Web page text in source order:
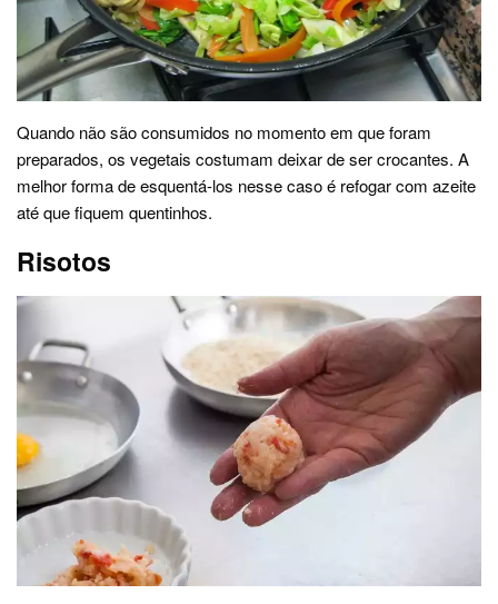
Quando não são consumidos no momento em que foram
preparados, os vegetais costumam deixar de ser crocantes. A
melhor forma de esquentá-los nesse caso é refogar com azeite
até que fiquem quentinhos.
Risotos